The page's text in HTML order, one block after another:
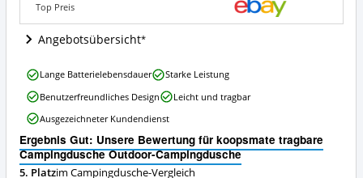
ist
diese
Campingdusche
Top Preis
Angebotsübersicht
Ergebnis Gut: Unsere Bewertung für koopsmate tragbare
Campingdusche Outdoor-Campingdusche
5. Platzim Campingdusche-Vergleich
koopsmate
tragbare
Campingdusche
Outdoor-
Campingdusche
Vorteile:
Was
spricht
Lange Batterielebensdauer
Starke Leistung
Benutzerfreundliches Design
Leicht und tragbar
Ausgezeichneter Kundendienst